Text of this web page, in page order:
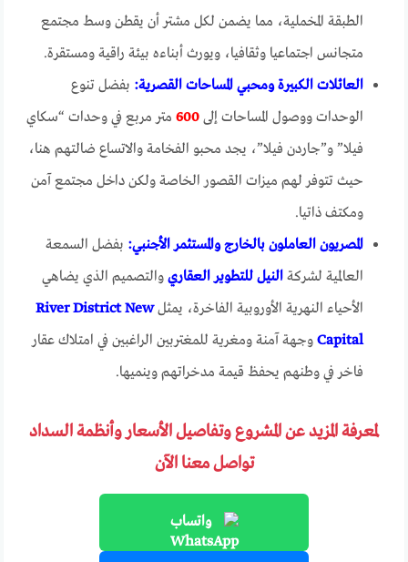
الطبقة المخملية، مما يضمن لكل مشتر أن يقطن وسط مجتمع
متجانس اجتماعيا وثقافيا، ويورث أبناءه بيئة راقية ومستقرة.
العائلات الكبيرة ومحبي المساحات القصرية: بفضل تنوع
الوحدات ووصول المساحات إلى600 متر مربع في وحدات “سكاي
فيلا” و”جاردن فيلا”، يجد محبو الفخامة والاتساع ضالتهم هنا،
حيث تتوفر لهم ميزات القصور الخاصة ولكن داخل مجتمع آمن
ومكتف ذاتيا.
المصريون العاملون بالخارج والمستثمر الأجنبي: بفضل السمعة
العالمية لشركةالنيل للتطوير العقاري والتصميم الذي يضاهي
الأحياء النهرية الأوروبية الفاخرة، يمثلRiver District New
Capital وجهة آمنة ومغرية للمغتربين الراغبين في امتلاك عقار
فاخر في وطنهم يحفظ قيمة مدخراتهم وينميها.
لمعرفة المزيد عن المشروع وتفاصيل الأسعار وأنظمة السداد
تواصل معنا الآن
واتساب